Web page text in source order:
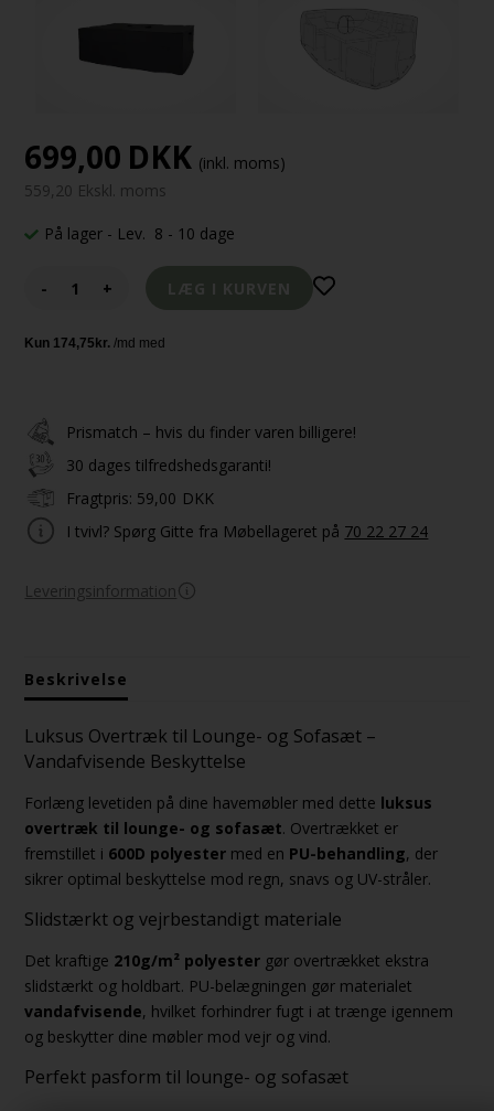
699,00 DKK (inkl. moms)
559,20 Ekskl. moms
På lager - Lev. 8 - 10 dage
- +
Prismatch – hvis du finder varen billigere!
30 dages tilfredshedsgaranti!
Fragtpris: 59,00 DKK
I tvivl? Spørg Gitte fra Møbellageret på 70 22 27 24
Leveringsinformation
Beskrivelse
Luksus Overtræk til Lounge- og Sofasæt –
Vandafvisende Beskyttelse
Forlæng levetiden på dine havemøbler med dette luksus
overtræk til lounge- og sofasæt. Overtrækket er
fremstillet i 600D polyester med en PU-behandling, der
sikrer optimal beskyttelse mod regn, snavs og UV-stråler.
Slidstærkt og vejrbestandigt materiale
Det kraftige 210g/m² polyester gør overtrækket ekstra
slidstærkt og holdbart. PU-belægningen gør materialet
vandafvisende, hvilket forhindrer fugt i at trænge igennem
og beskytter dine møbler mod vejr og vind.
Perfekt pasform til lounge- og sofasæt